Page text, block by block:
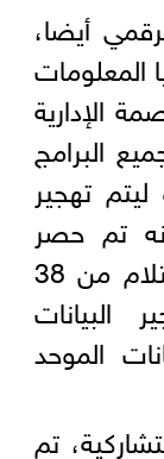
أيضا،
المعلومات
الإدارية
البرامج
تهجير
تم حصر
وتدقيق ٨٥٤ تطبيقا، وتم الاستلام من 38
البيانات
الموحد
تم